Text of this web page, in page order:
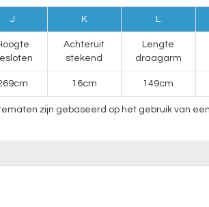
J K L
Achteruit
stekend
Lengte
draagarm
16cm 149cm
zijn gebaseerd op het gebruik van